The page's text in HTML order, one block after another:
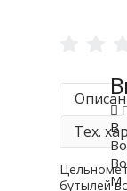
Тех.
бутылей
В
М